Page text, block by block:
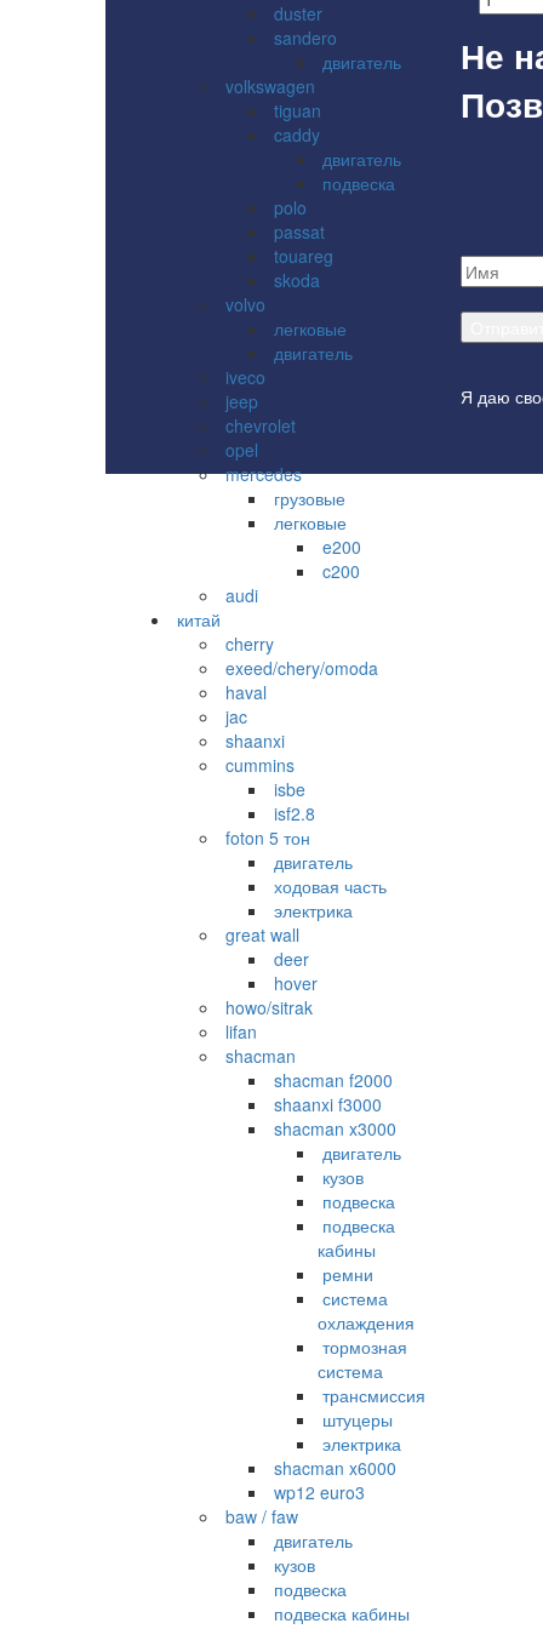
duster
sandero
двигатель
volkswagen
tiguan
caddy
двигатель
подвеска
polo
passat
touareg
skoda
volvo
легковые
двигатель
iveco
jeep
chevrolet
opel
mercedes
грузовые
легковые
e200
c200
audi
китай
cherry
exeed/chery/omoda
haval
jac
shaanxi
cummins
isbe
isf2.8
foton 5 тон
двигатель
ходовая часть
электрика
great wall
deer
hover
howo/sitrak
lifan
shacman
shacman f2000
shaanxi f3000
shacman x3000
двигатель
кузов
подвеска
подвеска
кабины
ремни
система
охлаждения
тормозная
система
трансмиссия
штуцеры
электрика
shacman x6000
wp12 euro3
baw / faw
двигатель
кузов
подвеска
подвеска кабины
Не
Я даю